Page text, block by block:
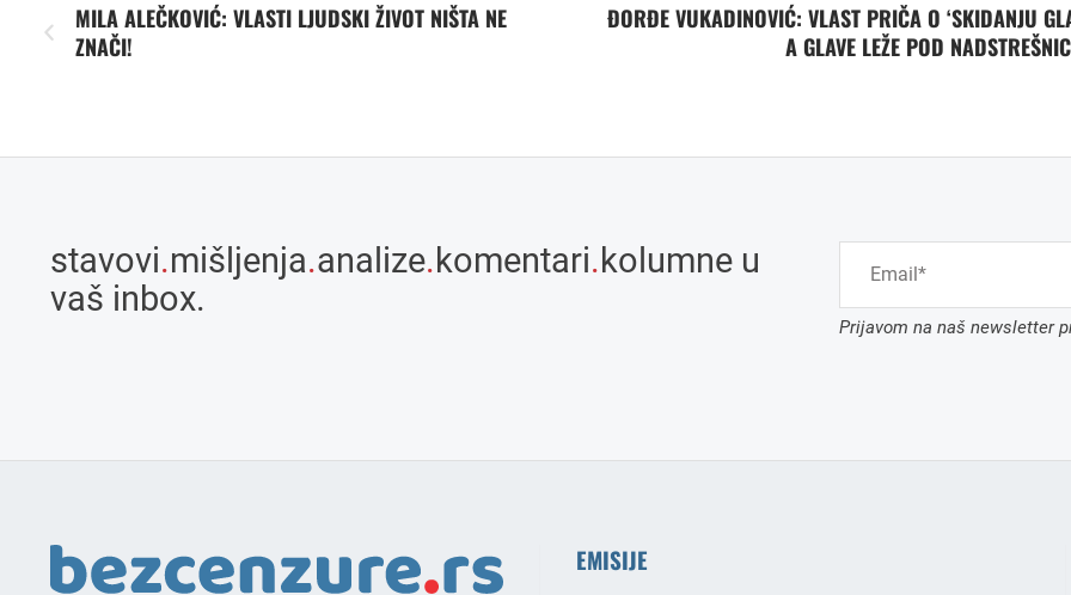
MILA ALEČKOVIĆ: VLASTI LJUDSKI ŽIVOT NIŠTA NE
ZNAČI!
ĐORĐE VUKADINOVIĆ: VLAST PRIČA O ‘SKIDANJU
A GLAVE LEŽE POD
stavovi.mišljenja.analize.komentari.kolumne u
vaš inbox.
Prijavom na naš newsletter
EMISIJE